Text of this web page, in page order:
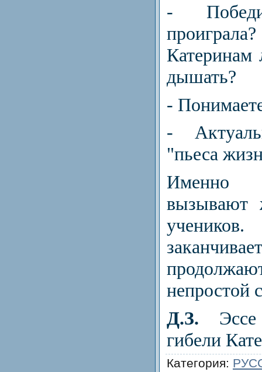
-
Катеринам
дышать?
-
-
"пьеса
Именно
вызывают
непростой
Д.З.
гибели
Категория: